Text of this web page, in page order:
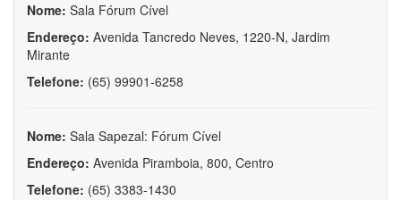
Nome: Sala Fórum Cível
Endereço: Avenida Tancredo Neves, 1220-N, Jardim
Mirante
Telefone: (65) 99901-6258
Nome: Sala Sapezal: Fórum Cível
Endereço: Avenida Piramboia, 800, Centro
Telefone: (65) 3383-1430